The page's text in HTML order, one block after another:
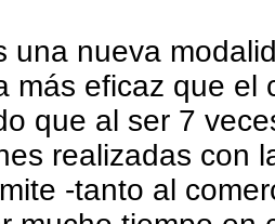
una nueva
más eficaz que el
que al ser 7
realizadas con
-tanto al